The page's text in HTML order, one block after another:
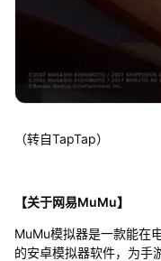
（转自TapTap）
【关于网易MuMu】
MuMu模拟器是一款能在
的安卓模拟器软件，为手